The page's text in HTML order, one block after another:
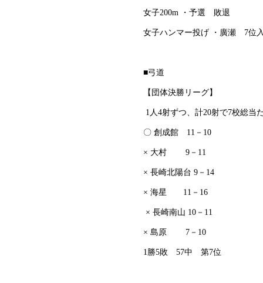
女子200m ・予選 敗退
女子ハンマー投げ ・廣瀬 7位
■弓道
【団体決勝リーグ】
1人4射ずつ、計20射で7校総当
〇 創成館 11－10
× 大村 9－11
× 長崎北陽台 9－14
× 海星 11－16
× 長崎南山 10－11
× 島原 7－10
1勝5敗 57中 第7位